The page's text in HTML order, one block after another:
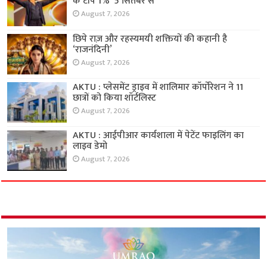
August 7, 2026
छिपे राज़ और रहस्यमयी शक्तियों की कहानी है
‘राजनंदिनी’
August 7, 2026
AKTU : प्लेसमेंट ड्राइव में शालिमार कॉर्पोरेशन ने 11
छात्रों को किया शॉर्टलिस्ट
August 7, 2026
AKTU : आईपीआर कार्यशाला में पेटेंट फाइलिंग का
लाइव डेमो
August 7, 2026